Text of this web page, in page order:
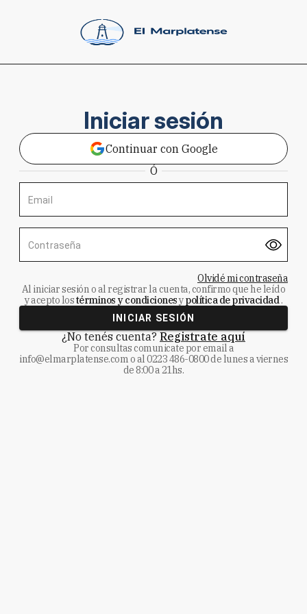
Iniciar sesión
Continuar con Google
Ó
Email
Contraseña
Olvidé mi contraseña
Al iniciar sesión o al registrar la cuenta, confirmo que he leído
y acepto lostérminos y condicionesypolítica de privacidad.
INICIAR SESIÓN
¿No tenés cuenta? Registrate aquí
Por consultas comunicate por email a
info@elmarplatense.como al0223 486-0800de lunes a viernes
de 8:00 a 21hs.